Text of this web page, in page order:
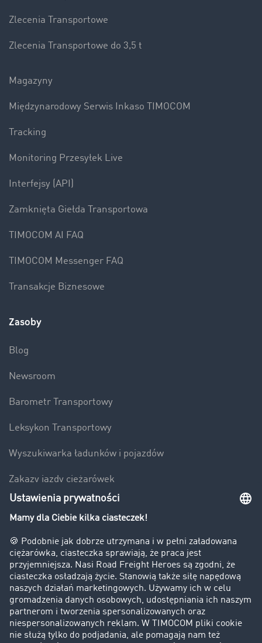
Zlecenia Transportowe
Zlecenia Transportowe do 3,5 t
Magazyny
Międzynarodowy Serwis Inkaso TIMOCOM
Tracking
Monitoring Przesyłek Live
Interfejsy (API)
Zamknięta Giełda Transportowa
TIMOCOM AI FAQ
TIMOCOM Messenger FAQ
Transakcje Biznesowe
Zasoby
Blog
Newsroom
Barometr Transportowy
Leksykon Transportowy
Wyszukiwarka ładunków i pojazdów
Zakazy jazdy ciężarówek
Bezpieczeństwo
Firma
Historie sukcesu
Klienci pozyskują nowych klientów
Informacje prawne